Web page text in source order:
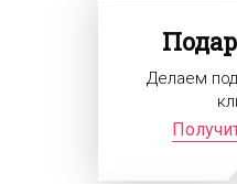
Делаем